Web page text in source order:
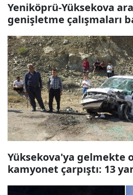
Yeniköprü-Yüksekova
genişletme çalışmaları
Yüksekova'ya gelmekte
kamyonet çarpıştı: 13